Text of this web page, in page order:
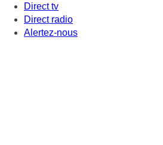
Direct tv
Direct radio
Alertez-nous